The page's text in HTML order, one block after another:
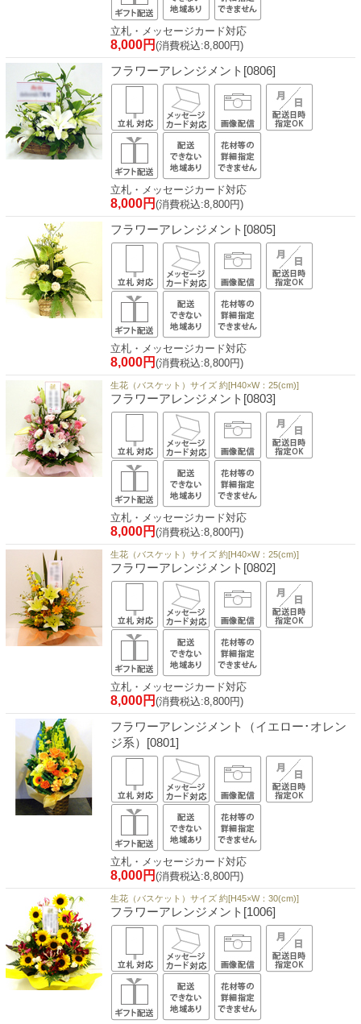
立札・メッセージカード対応
8,000円 (消費税込:8,800円)
フラワーアレンジメント[0806]
立札・メッセージカード対応
8,000円 (消費税込:8,800円)
フラワーアレンジメント[0805]
立札・メッセージカード対応
8,000円 (消費税込:8,800円)
生花（バスケット）サイズ 約[H40×W：25(cm)]
フラワーアレンジメント[0803]
立札・メッセージカード対応
8,000円 (消費税込:8,800円)
生花（バスケット）サイズ 約[H40×W：25(cm)]
フラワーアレンジメント[0802]
立札・メッセージカード対応
8,000円 (消費税込:8,800円)
フラワーアレンジメント（イエロー･オレン
ジ系）[0801]
立札・メッセージカード対応
8,000円 (消費税込:8,800円)
生花（バスケット）サイズ 約[H45×W：30(cm)]
フラワーアレンジメント[1006]